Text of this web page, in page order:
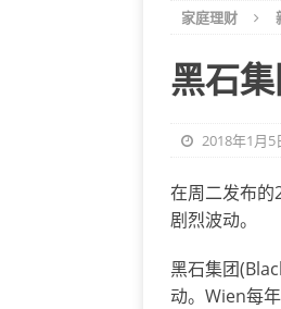
家庭理财
黑石
2018年1月5
在周二发布的
剧烈波动。
黑石集团
动。Wien每